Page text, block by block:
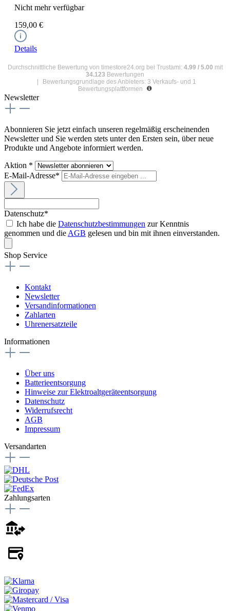
Nicht mehr verfügbar
159,00 €
Details
Durchschnittliche Bewertung von timestore24.org bei Trustami: 4.99 / 5.00 mit
34.123 Bewertungen
|
Bewertungsgrundlage des Anbieters: 3 Verkaufs- und 1
Bewertungsplattformen
Newsletter
Abonnieren Sie jetzt einfach unseren regelmäßig erscheinenden
Newsletter und Sie werden stets unter den Ersten sein, über neue
Produkte und Angebote informiert werden.
Aktion *
E-Mail-Adresse*
Datenschutz*
Ich habe die Datenschutzbestimmungen zur Kenntnis
genommen und die AGB gelesen und bin mit ihnen einverstanden.
Shop Service
Kontakt
Newsletter
Versandinformationen
Zahlarten
Uhrenersatzteile
Informationen
Über uns
Batterieentsorgung
Hinweise zur Elektroaltgeräteentsorgung
Datenschutz
Widerrufsrecht
AGB
Impressum
Versandarten
Zahlungsarten